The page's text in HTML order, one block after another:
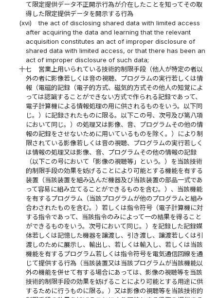
て限定提供データ不正開示行為が介在したことを知ってその取
得した限定提供データを開示する行為
(xvi)
the act of disclosing shared data with limited access
after acquiring the data and learning that the relevant
acquisition constitutes an act of improper disclosure of
shared data with limited access, or that there has been an
act of improper disclosure of such data;
十七
営業上用いられている技術的制限手段（他人が特定の者以
外の者に影像若しくは音の視聴、プログラムの実行若しくは情
報（電磁的記録（電子的方式、磁気的方式その他人の知覚によ
っては認識することができない方式で作られる記録であって、
電子計算機による情報処理の用に供されるものをいう。以下同
じ。）に記録されたものに限る。以下この号、次号及び第八項
において同じ。）の処理又は影像、音、プログラムその他の情
報の記録をさせないために用いているものを除く。）により制
限されている影像若しくは音の視聴、プログラムの実行若しく
は情報の処理又は影像、音、プログラムその他の情報の記録
（以下この号において「影像の視聴等」という。）を当該技術
的制限手段の効果を妨げることにより可能とする機能を有する
装置（当該装置を組み込んだ機器及び当該装置の部品一式であ
って容易に組み立てることができるものを含む。）、当該機能
を有するプログラム（当該プログラムが他のプログラムと組み
合わされたものを含む。）若しくは指令符号（電子計算機に対
する指令であって、当該指令のみによって一の結果を得ること
ができるものをいう。次号において同じ。）を記録した記録媒
体若しくは記憶した機器を譲渡し、引き渡し、譲渡若しくは引
渡しのために展示し、輸出し、若しくは輸入し、若しくは当該
機能を有するプログラム若しくは指令符号を電気通信回線を通
じて提供する行為（当該装置又は当該プログラムが当該機能以
外の機能を併せて有する場合にあっては、影像の視聴等を当該
技術的制限手段の効果を妨げることにより可能とする用途に供
するために行うものに限る。）又は影像の視聴等を当該技術的